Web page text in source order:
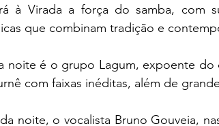
à Virada a força do samba, com
que combinam tradição e
noite é o grupo Lagum, expoente do
com faixas inéditas, além de
noite, o vocalista Bruno Gouveia,